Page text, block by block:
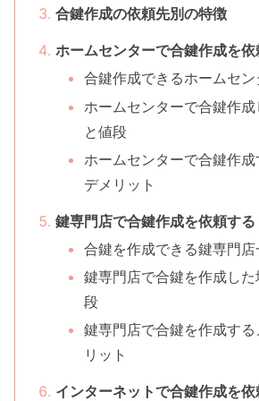
合鍵作成の依頼先別の特徴
ホームセンターで合鍵作成を依
合鍵作成できるホームセン
ホームセンターで合鍵作
と値段
ホームセンターで合鍵作成
デメリット
鍵専門店で合鍵作成を依頼する
合鍵を作成できる鍵専門店
鍵専門店で合鍵を作成し
段
鍵専門店で合鍵を作成する
リット
インターネットで合鍵作成を依